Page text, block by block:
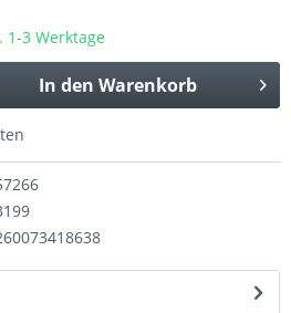
3 Werktage
In den Warenkorb